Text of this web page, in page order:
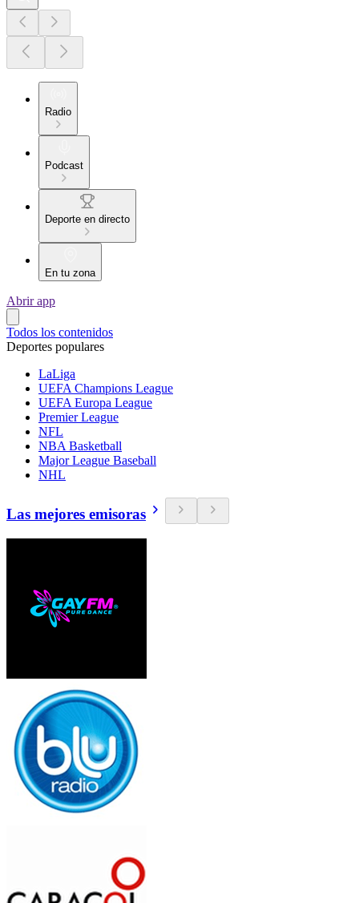
Radio
Podcast
Deporte en directo
En tu zona
Abrir app
Todos los contenidos
Deportes populares
LaLiga
UEFA Champions League
UEFA Europa League
Premier League
NFL
NBA Basketball
Major League Baseball
NHL
Las mejores emisoras